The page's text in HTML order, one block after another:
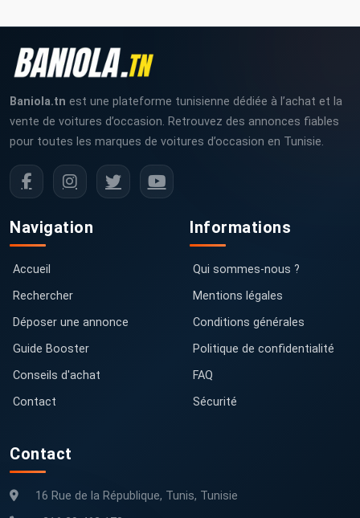
Baniola.tn est une plateforme tunisienne dédiée à l’achat et la
vente de voitures d’occasion. Retrouvez des annonces fiables
pour toutes les marques de voitures d’occasion en Tunisie.
Navigation
Accueil
Rechercher
Déposer une annonce
Guide Booster
Conseils d'achat
Contact
Informations
Qui sommes-nous ?
Mentions légales
Conditions générales
Politique de confidentialité
FAQ
Sécurité
Contact
16 Rue de la République, Tunis, Tunisie